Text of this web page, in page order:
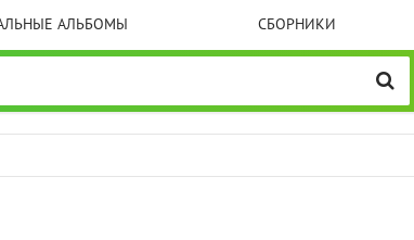
АЛЬБОМЫ СБОРНИКИ